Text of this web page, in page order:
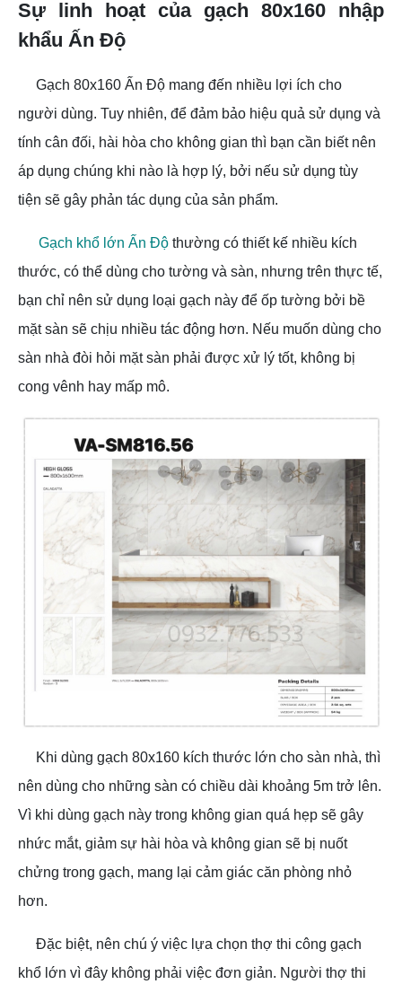
Sự linh hoạt của gạch 80x160 nhập
khẩu Ấn Độ
Gạch 80x160 Ấn Độ mang đến nhiều lợi ích cho
người dùng. Tuy nhiên, để đảm bảo hiệu quả sử dụng và
tính cân đối, hài hòa cho không gian thì bạn cần biết nên
áp dụng chúng khi nào là hợp lý, bởi nếu sử dụng tùy
tiện sẽ gây phản tác dụng của sản phẩm.
Gạch khổ lớn Ấn Độ thường có thiết kế nhiều kích
thước, có thể dùng cho tường và sàn, nhưng trên thực tế,
bạn chỉ nên sử dụng loại gạch này để ốp tường bởi bề
mặt sàn sẽ chịu nhiều tác động hơn. Nếu muốn dùng cho
sàn nhà đòi hỏi mặt sàn phải được xử lý tốt, không bị
cong vênh hay mấp mô.
Khi dùng gạch 80x160 kích thước lớn cho sàn nhà, thì
nên dùng cho những sàn có chiều dài khoảng 5m trở lên.
Vì khi dùng gạch này trong không gian quá hẹp sẽ gây
nhức mắt, giảm sự hài hòa và không gian sẽ bị nuốt
chửng trong gạch, mang lại cảm giác căn phòng nhỏ
hơn.
Đặc biệt, nên chú ý việc lựa chọn thợ thi công gạch
khổ lớn vì đây không phải việc đơn giản. Người thợ thi